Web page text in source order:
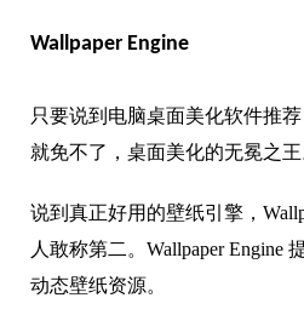
Wallpaper Engine
只要说到电脑桌面美化软件推荐
就免不了，桌面美化的无冕之王
说到真正好用的壁纸引擎，
人敢称第二。Wallpaper Engine
动态壁纸资源。